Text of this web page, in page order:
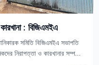
: বিজিএমইএ
সমিতি বিজিএমইএ সভাপতি
নিরাপত্তা ও কারখানার সম্পত্তি